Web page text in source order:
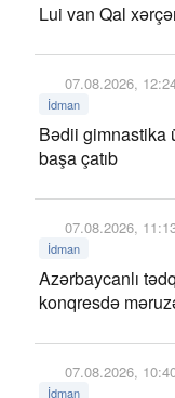
Lui van Qal
07.08.2026,
İdman
Bədii gimnastika
başa çatıb
07.08.2026,
İdman
Azərbaycanlı
konqresdə
07.08.2026,
İdman